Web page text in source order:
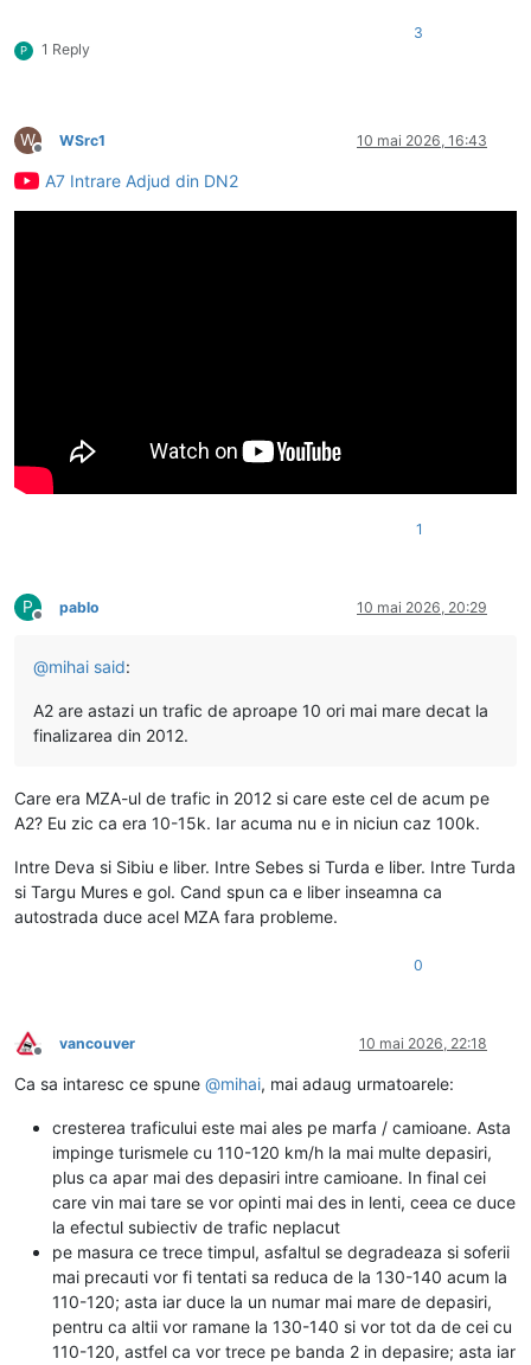
P 1 Reply
3
W
Deconectat
WSrc1 10 mai 2026, 16:43
A7 Intrare Adjud din DN2
1
P
Deconectat
pablo 10 mai 2026, 20:29
@mihai said:
A2 are astazi un trafic de aproape 10 ori mai mare decat la
finalizarea din 2012.
Care era MZA-ul de trafic in 2012 si care este cel de acum pe
A2? Eu zic ca era 10-15k. Iar acuma nu e in niciun caz 100k.
Intre Deva si Sibiu e liber. Intre Sebes si Turda e liber. Intre Turda
si Targu Mures e gol. Cand spun ca e liber inseamna ca
autostrada duce acel MZA fara probleme.
0
Deconectat
vancouver 10 mai 2026, 22:18
Ca sa intaresc ce spune @mihai, mai adaug urmatoarele:
cresterea traficului este mai ales pe marfa / camioane. Asta
impinge turismele cu 110-120 km/h la mai multe depasiri,
plus ca apar mai des depasiri intre camioane. In final cei
care vin mai tare se vor opinti mai des in lenti, ceea ce duce
la efectul subiectiv de trafic neplacut
pe masura ce trece timpul, asfaltul se degradeaza si soferii
mai precauti vor fi tentati sa reduca de la 130-140 acum la
110-120; asta iar duce la un numar mai mare de depasiri,
pentru ca altii vor ramane la 130-140 si vor tot da de cei cu
110-120, astfel ca vor trece pe banda 2 in depasire; asta iar